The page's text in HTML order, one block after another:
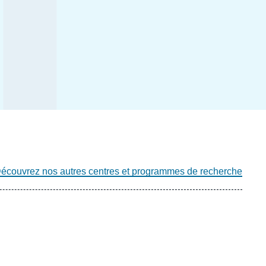
nos autres centres et programmes de recherche